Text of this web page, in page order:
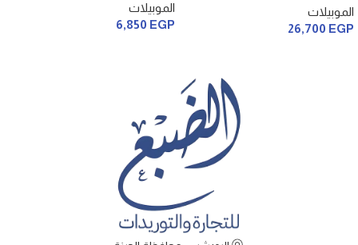
الموبيلات
26,700 EGP
الموبيلات
6,850 EGP